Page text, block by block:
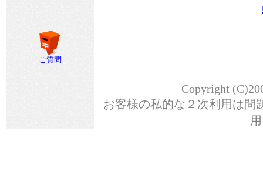
ご質問
Copyright
お客様の私的な２次利用は問